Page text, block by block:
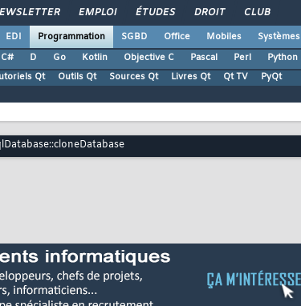
EMPLOI ÉTUDES DROIT CLUB
EDI Programmation SGBD Office Mobiles
Systèmes
C# D Go Kotlin Objective C Pascal Perl Python
Qt Outils Qt Sources Qt Livres Qt Qt TV PyQt